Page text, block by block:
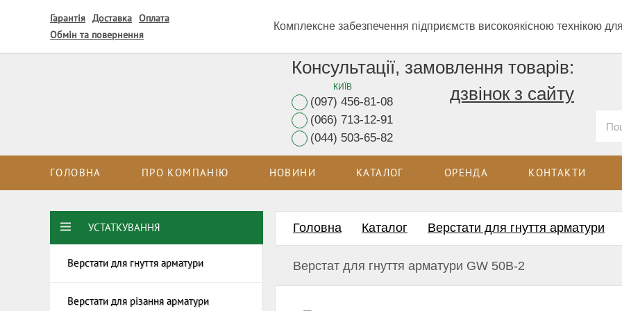
Гарантія Доставка Оплата
Обмін та повернення
Комплексне забезпечення підприємств високоякісною технікою
Консультації, замовлення товарів:
КИЇВ
(097) 456-81-08
(066) 713-12-91
(044) 503-65-82
дзвінок з сайту
ГОЛОВНА ПРО КОМПАНІЮ НОВИНИ КАТАЛОГ ОРЕНДА КОНТАКТИ
УСТАТКУВАННЯ
Верстати для гнуття арматури
Електромеханічні верстати для гнуття
арматури
Верстати для різання арматури
Головна Каталог Верстати для гнуття арматури
Верстат для гнуття арматури GW 50B-2